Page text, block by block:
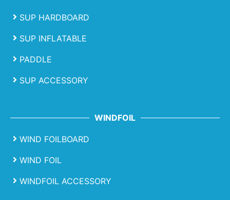
SUP HARDBOARD
SUP INFLATABLE
PADDLE
SUP ACCESSORY
WINDFOIL
WIND FOILBOARD
WIND FOIL
WINDFOIL ACCESSORY